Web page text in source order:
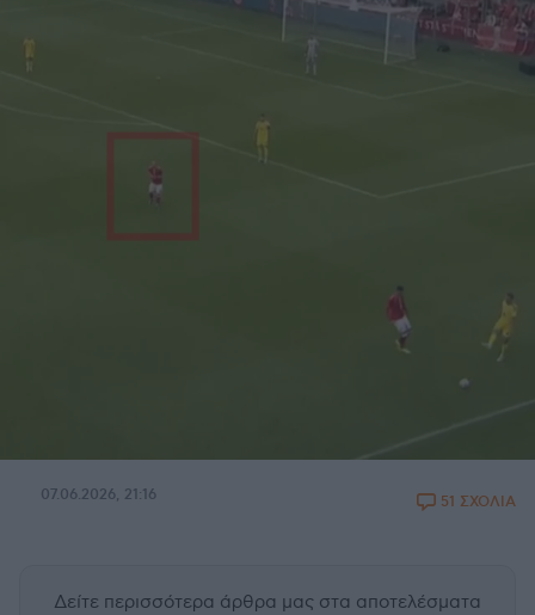
07.06.2026, 21:16 51 ΣΧΟΛΙΑ
Δείτε περισσότερα άρθρα μας στα αποτελέσματα